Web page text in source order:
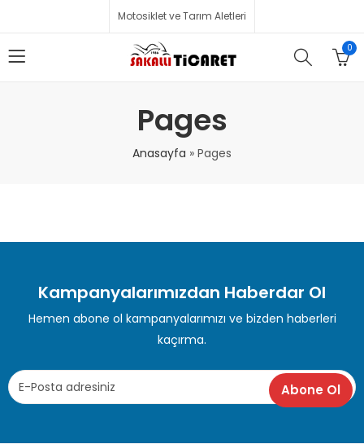
Motosiklet ve Tarım Aletleri
0
Pages
Anasayfa » Pages
Kampanyalarımızdan Haberdar Ol
Hemen abone ol kampanyalarımızı ve bizden haberleri
kaçırma.